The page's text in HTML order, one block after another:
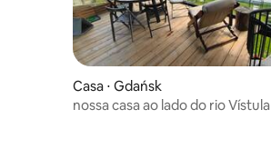
Casa ⋅ Gdańsk
nossa casa ao lado do rio Vístula